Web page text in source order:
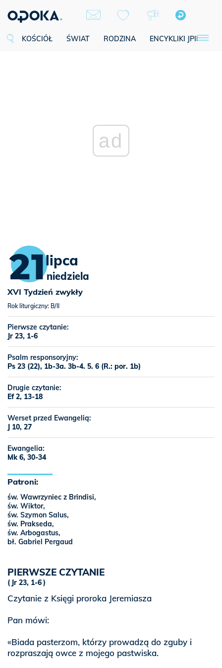
KOŚCIÓŁ ŚWIAT RODZINA ENCYKLIKI JPII
ad
21lipca
niedziela
XVI Tydzień zwykły
Rok liturgiczny: B/II
Pierwsze czytanie:
Jr 23, 1-6
Psalm responsoryjny:
Ps 23 (22), 1b-3a. 3b-4. 5. 6 (R.: por. 1b)
Drugie czytanie:
Ef 2, 13-18
Werset przed Ewangelią:
J 10, 27
Ewangelia:
Mk 6, 30-34
Patroni:
św. Wawrzyniec z Brindisi,
św. Wiktor,
św. Szymon Salus,
św. Prakseda,
św. Arbogastus,
bł. Gabriel Pergaud
PIERWSZE CZYTANIE
Jr 23, 1-6
Czytanie z Księgi proroka Jeremiasza
Pan mówi:
«Biada pasterzom, którzy prowadzą do zguby i
rozpraszają owce z mojego pastwiska.